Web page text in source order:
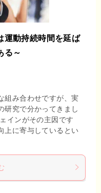
運動持続時間を延ば
る～
組み合わせですが、実
研究で分かってきまし
インがその主因です
上に寄与しているとい